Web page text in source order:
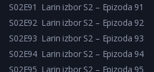
S02E91 Larin izbor S2 – Epizoda 91
S02E92 Larin izbor S2 – Epizoda 92
S02E93 Larin izbor S2 – Epizoda 93
S02E94 Larin izbor S2 – Epizoda 94
S02E95 Larin izbor S2 – Epizoda 95